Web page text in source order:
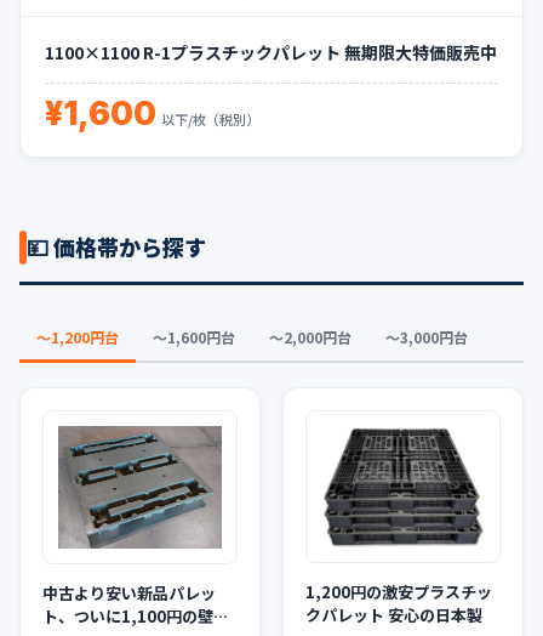
1100×1100 R-1プラスチックパレット 無期限大特価販売中
¥1,600 以下/枚（税別）
💴 価格帯から探す
〜1,200円台 〜1,600円台 〜2,000円台 〜3,000円台
中古より安い新品パレッ
ト、ついに1,100円の壁を
1,200円の激安プラスチッ
クパレット 安心の日本製